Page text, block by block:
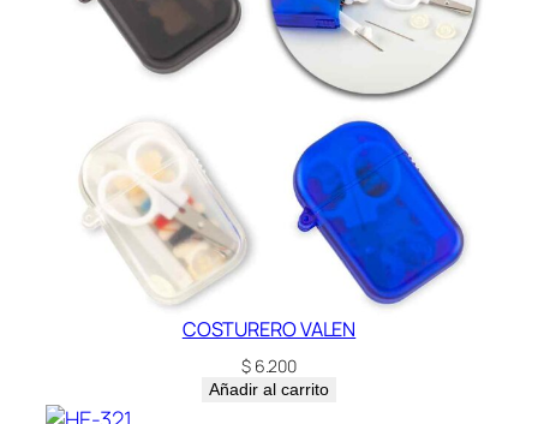
COSTURERO VALEN
$6.200
Añadir al carrito